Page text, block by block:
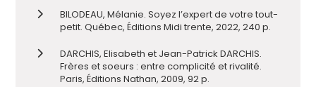
BILODEAU, Mélanie. Soyez l’expert de votre tout-
petit. Québec, Éditions Midi trente, 2022, 240 p.
DARCHIS, Elisabeth et Jean-Patrick DARCHIS.
Frères et soeurs : entre complicité et rivalité.
Paris, Éditions Nathan, 2009, 92 p.